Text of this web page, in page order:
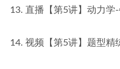
13. 直播【第5讲】动力学
14. 视频【第5讲】题型精